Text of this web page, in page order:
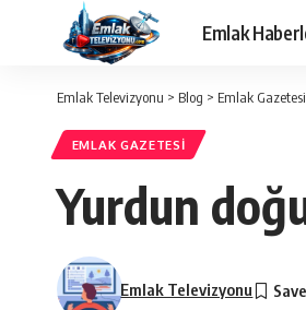
Emlak
Emlak Televizyonu > Blog > Emlak Gazetesi
EMLAK GAZETESI
Yurdun
Emlak Televizyonu